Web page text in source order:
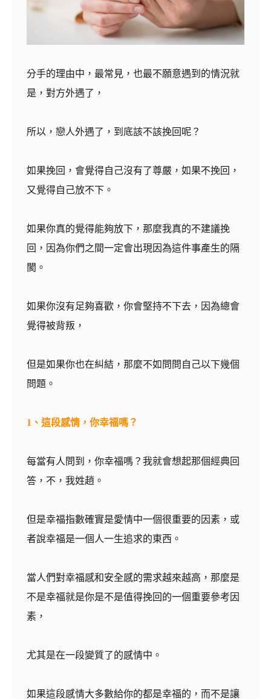
分手的理由中，最常見，也最不願意遇到的情況就
是，對方外遇了，
所以，戀人外遇了，到底該不該挽回呢？
如果挽回，會覺得自己沒有了尊嚴，如果不挽回，
又覺得自己放不下。
如果你真的覺得能夠放下，那麼我真的不建議挽
回，因為你們之間一定會出現因為這件事產生的隔
閡。
如果你沒有足夠喜歡，你會堅持不下去，因為總會
覺得被背叛，
但是如果你也在糾結，那麼不如問問自己以下幾個
問題。
1、這段感情，你幸福嗎？
每當有人問到，你幸福嗎？我就會想起那個經典回
答，不，我姓趙。
但是幸福指數確實是愛情中一個很重要的因素，或
者說幸福是一個人一生追求的東西。
當人們對幸福感和安全感的需求越來越高，那麼是
不是幸福就是你是不是值得挽回的一個重要參考因
素，
尤其是在一段變質了的感情中。
如果這段感情大多數給你的都是幸福的，而不是讓